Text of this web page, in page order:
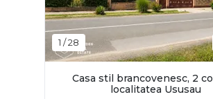
1 /28
Casa stil brancovenesc, 2
localitatea Ususau